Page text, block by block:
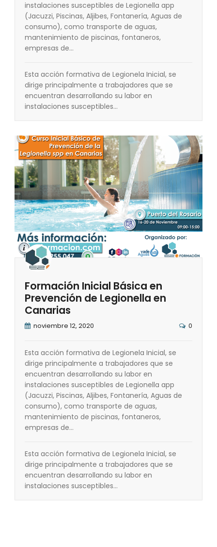
instalaciones susceptibles de Legionella app
(Jacuzzi, Piscinas, Aljibes, Fontanería, Aguas de
consumo), como transporte de aguas,
mantenimiento de piscinas, fontaneros,
empresas de…
Esta acción formativa de Legionela Inicial, se
dirige principalmente a trabajadores que se
encuentran desarrollando su labor en
instalaciones susceptibles…
Formación Inicial Básica en
Prevención de Legionella en
Canarias
noviembre 12, 2020 0
Esta acción formativa de Legionela Inicial, se
dirige principalmente a trabajadores que se
encuentran desarrollando su labor en
instalaciones susceptibles de Legionella app
(Jacuzzi, Piscinas, Aljibes, Fontanería, Aguas de
consumo), como transporte de aguas,
mantenimiento de piscinas, fontaneros,
empresas de…
Esta acción formativa de Legionela Inicial, se
dirige principalmente a trabajadores que se
encuentran desarrollando su labor en
instalaciones susceptibles…